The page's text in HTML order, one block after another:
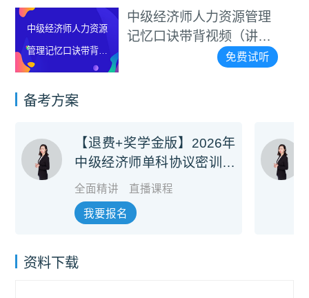
中级经济师人力资源
管理记忆口诀带背视
频（讲师：罗思敏）
中级经济师人力资源管理
记忆口诀带背视频（讲
免费试听
备考方案
【退费+奖学金版】2026年
中级经济师单科协议密训旗
舰班
全面精讲 直播课程
我要报名
资料下载